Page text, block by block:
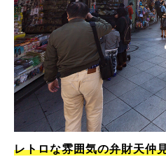
レトロな雰囲気の弁財天仲